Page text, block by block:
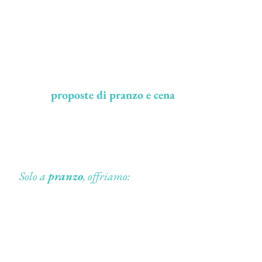
proposte di pranzo e cena
Solo a pranzo, offriamo: